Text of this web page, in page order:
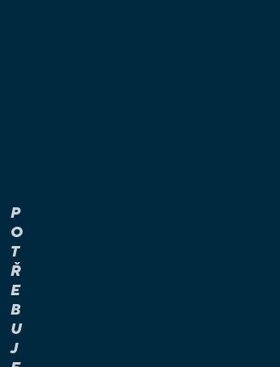
P
O
T
Ř
E
B
U
J